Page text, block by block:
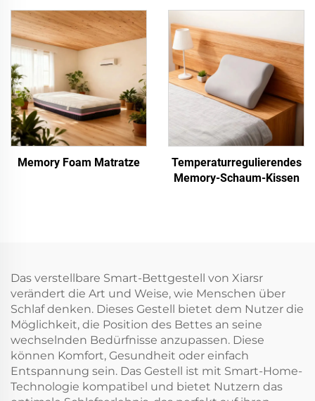
Memory Foam Matratze
Temperaturregulierendes
Memory-Schaum-Kissen
Das verstellbare Smart-Bettgestell von Xiarsr
verändert die Art und Weise, wie Menschen über
Schlaf denken. Dieses Gestell bietet dem Nutzer die
Möglichkeit, die Position des Bettes an seine
wechselnden Bedürfnisse anzupassen. Diese
können Komfort, Gesundheit oder einfach
Entspannung sein. Das Gestell ist mit Smart-Home-
Technologie kompatibel und bietet Nutzern das